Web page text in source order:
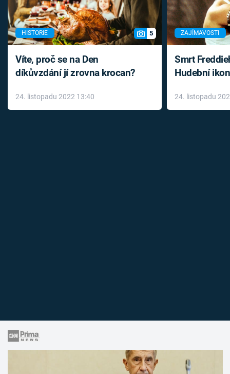
HISTORIE 5
Víte, proč se na Den
díkůvzdání jí zrovna krocan?
24. listopadu 2022 13:40
ZAJÍMAVOSTI
Smrt
Hudební
léky
24. listopadu